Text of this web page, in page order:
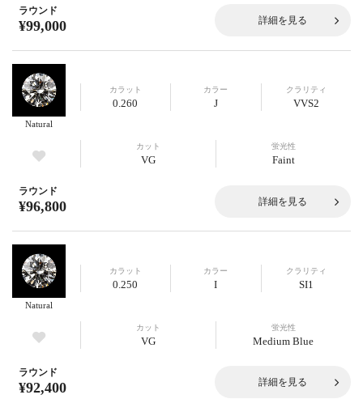
ラウンド
¥99,000 詳細を見る
Natural
カラット
0.260
カラー
J
クラリティ
VVS2
カット
VG
蛍光性
Faint
ラウンド
¥96,800 詳細を見る
Natural
カラット
0.250
カラー
I
クラリティ
SI1
カット
VG
蛍光性
Medium Blue
ラウンド
¥92,400 詳細を見る